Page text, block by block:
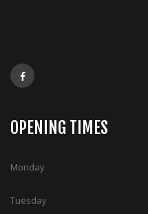
OPENING TIMES
Monday
Tuesday